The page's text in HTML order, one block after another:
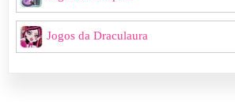
Jogos da Draculaura